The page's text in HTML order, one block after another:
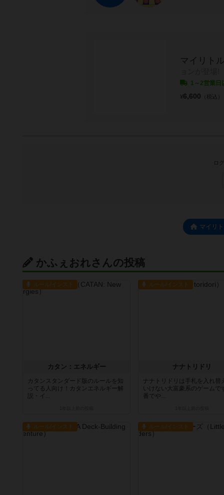
マイリト
1～2営業日
¥6,600 （税込）
ロ
マイリ
かふぇおれさんの投稿
ルール/インスト
カタン：エネルギー
カタンスタンダード版のルールを知
ってる人向け！カタンエネルギー解
説・イ...
ルール/インスト
ナナトリドリ
ナナトリドリは手札を入れ替
いけない大富豪系のゲームで
番でや...
ルール/インスト ルール/インスト